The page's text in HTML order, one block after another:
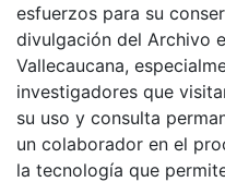
esfuerzos para su
divulgación del Archivo
Vallecaucana,
investigadores que
su uso y consulta
un colaborador en el
la tecnología que